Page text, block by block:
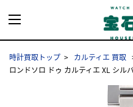
時計買取トップ
カルティエ 買取
ロンドソロ ドゥ カルティエ XL シル